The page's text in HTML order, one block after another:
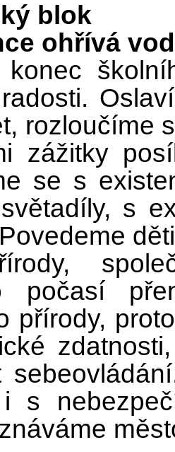
blok
ohřívá
rozloučíme
zážitky
se s
s
počasí
přírody,
s